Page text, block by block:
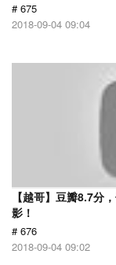
# 675
2018-09-04 09:04
【越哥】豆瓣8.7分
影！
# 676
2018-09-04 09:02